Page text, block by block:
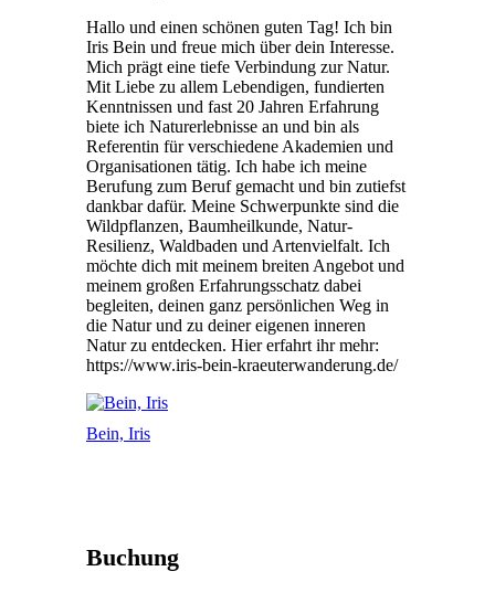
Hallo und einen schönen guten Tag! Ich bin
Iris Bein und freue mich über dein Interesse.
Mich prägt eine tiefe Verbindung zur Natur.
Mit Liebe zu allem Lebendigen, fundierten
Kenntnissen und fast 20 Jahren Erfahrung
biete ich Naturerlebnisse an und bin als
Referentin für verschiedene Akademien und
Organisationen tätig. Ich habe ich meine
Berufung zum Beruf gemacht und bin zutiefst
dankbar dafür. Meine Schwerpunkte sind die
Wildpflanzen, Baumheilkunde, Natur-
Resilienz, Waldbaden und Artenvielfalt. Ich
möchte dich mit meinem breiten Angebot und
meinem großen Erfahrungsschatz dabei
begleiten, deinen ganz persönlichen Weg in
die Natur und zu deiner eigenen inneren
Natur zu entdecken. Hier erfahrt ihr mehr:
https://www.iris-bein-kraeuterwanderung.de/
Bein, Iris
Buchung